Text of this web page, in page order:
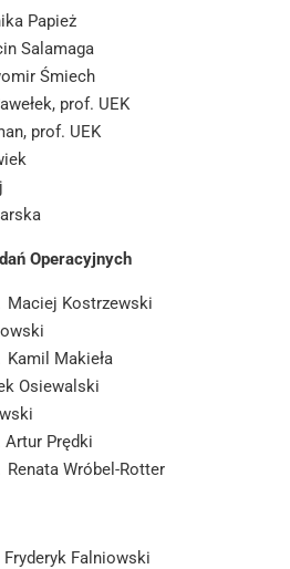
Papież
Salamaga
Śmiech
prof. UEK
prof. UEK
Operacyjnych
Maciej Kostrzewski
Kamil Makieła
Osiewalski
Artur Prędki
Renata Wróbel-Rotter
Fryderyk Falniowski